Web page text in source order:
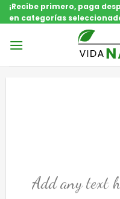
Saltar
contenido
¡Recibe primero, paga
en categorías
Add any text